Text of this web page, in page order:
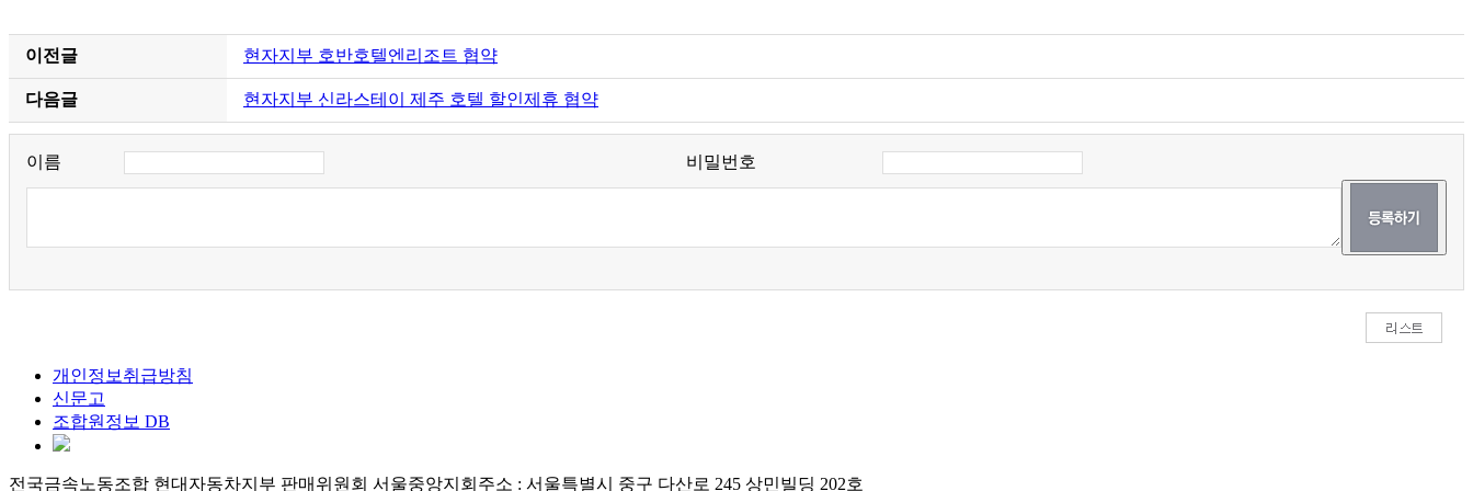
이전글 현자지부 호반호텔엔리조트 협약
다음글 현자지부 신라스테이 제주 호텔 할인제휴 협약
이름 비밀번호
개인정보취급방침
신문고
조합원정보 DB
전국금속노동조합 현대자동차지부 판매위원회 서울중앙지회 주소 : 서울특별시 중구 다산로 245 상민빌딩 202호